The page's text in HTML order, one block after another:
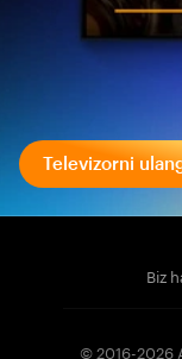
Televizorni
Biz
© 2016-2026